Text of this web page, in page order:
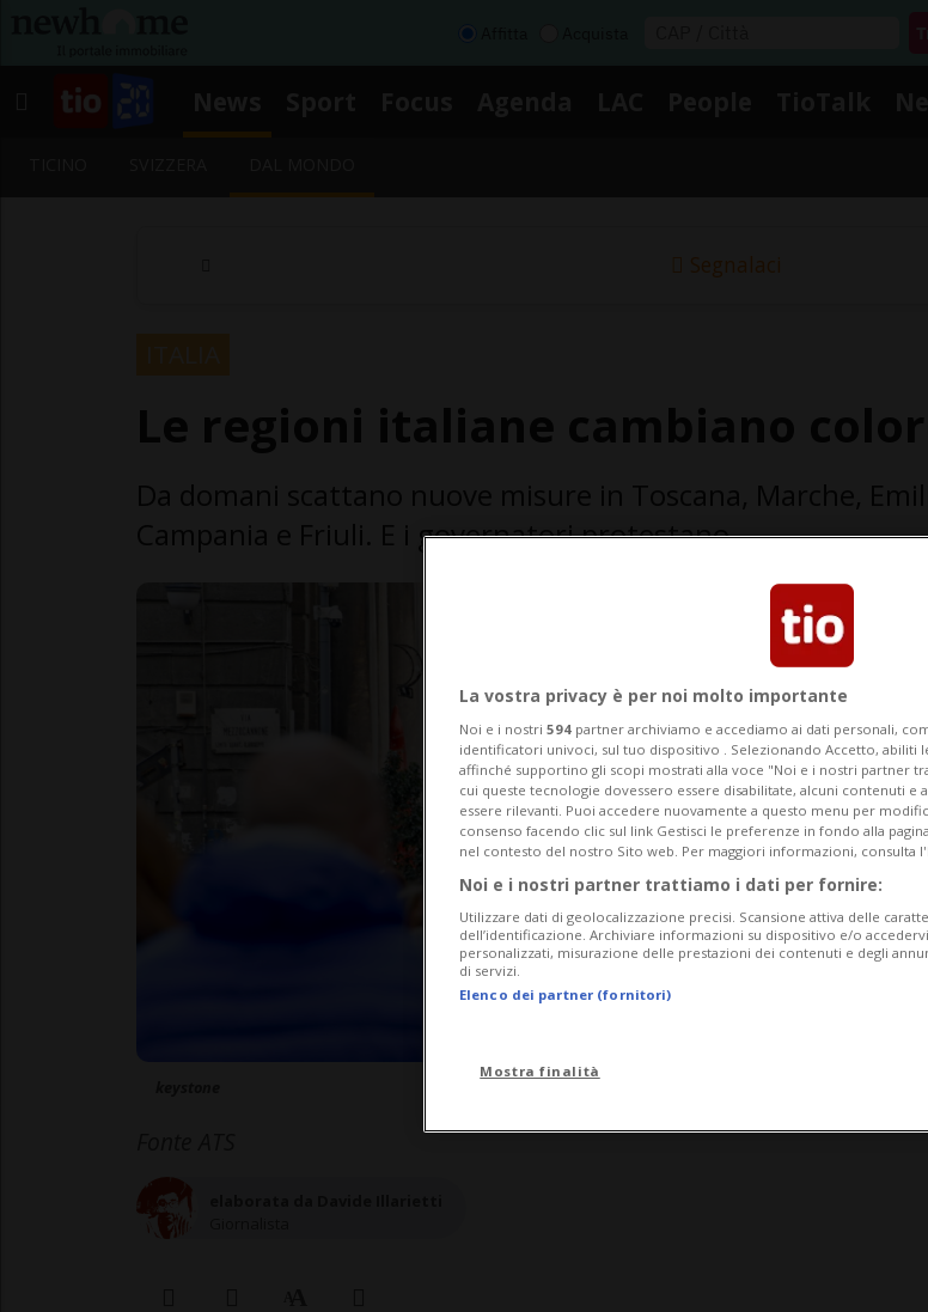
Segnalaci
Campania e Friuli. E i governatori protestano
La vostra privacy è per noi molto importante
Noi e i nostri 594 partner archiviamo e accediamo ai dati personali,
identificatori univoci, sul tuo dispositivo . Selezionando Accetto, abiliti
affinché supportino gli scopi mostrati alla voce "Noi e i nostri partner
cui queste tecnologie dovessero essere disabilitate, alcuni contenuti e
essere rilevanti. Puoi accedere nuovamente a questo menu per
consenso facendo clic sul link Gestisci le preferenze in fondo alla
nel contesto del nostro Sito web. Per maggiori informazioni, consulta
Noi e i nostri partner trattiamo i dati per fornire:
Utilizzare dati di geolocalizzazione precisi. Scansione attiva delle
dell’identificazione. Archiviare informazioni su dispositivo e/o
personalizzati, misurazione delle prestazioni dei contenuti e degli
di servizi.
Elenco dei partner (fornitori)
Mostra finalità